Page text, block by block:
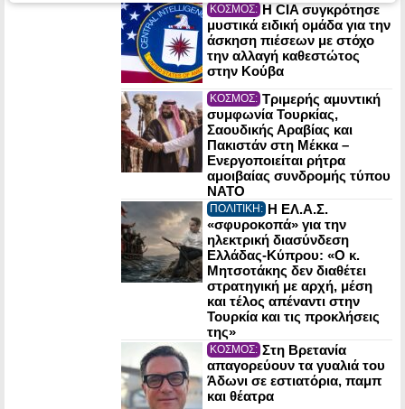
ΚΟΣΜΟΣ: Η CIA συγκρότησε
μυστικά ειδική ομάδα για την
άσκηση πιέσεων με στόχο
την αλλαγή καθεστώτος
στην Κούβα
ΚΟΣΜΟΣ: Τριμερής αμυντική
συμφωνία Τουρκίας,
Σαουδικής Αραβίας και
Πακιστάν στη Μέκκα –
Ενεργοποιείται ρήτρα
αμοιβαίας συνδρομής τύπου
NATO
ΠΟΛΙΤΙΚΗ: Η ΕΛ.Α.Σ.
«σφυροκοπά» για την
ηλεκτρική διασύνδεση
Ελλάδας-Κύπρου: «Ο κ.
Μητσοτάκης δεν διαθέτει
στρατηγική με αρχή, μέση
και τέλος απέναντι στην
Τουρκία και τις προκλήσεις
της»
ΚΟΣΜΟΣ: Στη Βρετανία
απαγορεύουν τα γυαλιά του
Άδωνι σε εστιατόρια, παμπ
και θέατρα